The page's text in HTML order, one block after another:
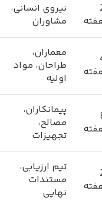
نیروی انسانی،
مشاوران
معماران،
طراحان، مواد
اولیه
پیمانکاران،
مصالح،
تجهیزات
تیم ارزیابی،
مستندات
نهایی